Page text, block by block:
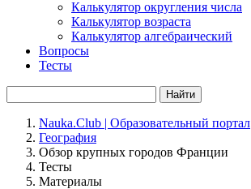
Калькулятор округления числа
Калькулятор возраста
Калькулятор алгебраический
Вопросы
Тесты
Найти
Nauka.Club | Образовательный портал
География
Обзор крупных городов Франции
Тесты
Материалы